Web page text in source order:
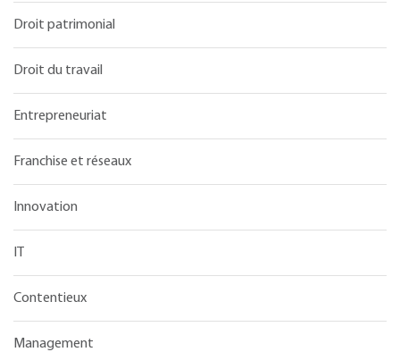
Droit patrimonial
Droit du travail
Entrepreneuriat
Franchise et réseaux
Innovation
Contentieux
Management